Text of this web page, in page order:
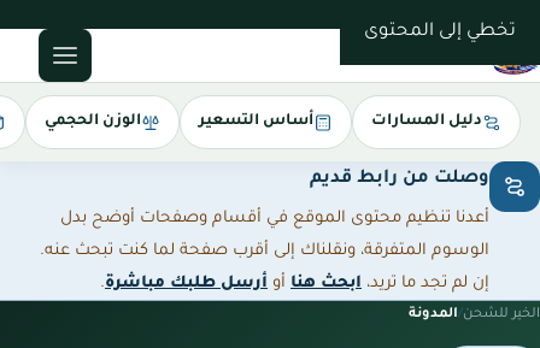
تخطي إلى المحتوى
دليل المسارات أساس التسعير الوزن الحجمي
وصلت من رابط قديم
أعدنا تنظيم محتوى الموقع في أقسام وصفحات أوضح بدل
الوسوم المتفرقة، ونقلناك إلى أقرب صفحة لما كنت تبحث عنه.
إن لم تجد ما تريد، ابحث هنا أو أرسل طلبك مباشرة.
الخير للشحن/المدونة